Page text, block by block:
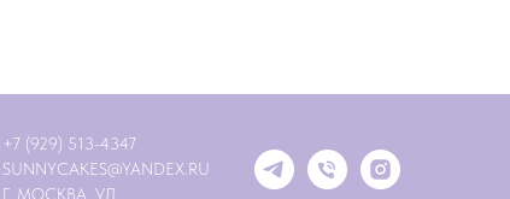
+7 (929) 513-4347
SUNNYCAKES@YANDEX.RU
Г. МОСКВА, УЛ.